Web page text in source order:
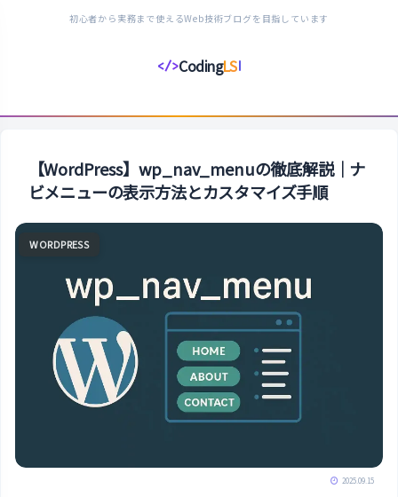
初心者から実務まで使えるWeb技術ブログを目指しています
</>CodingLS
コ
デ
ン
グ
ス
タ
イ
【WordPress】wp_nav_menuの徹底解説｜ナ
ビメニューの表示方法とカスタマイズ手順
WORDPRESS
2025.09.15